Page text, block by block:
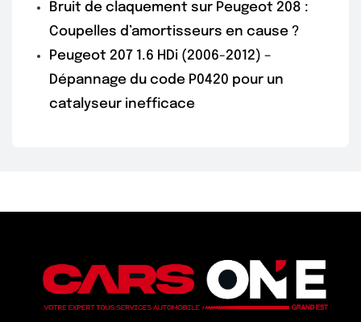
Bruit de claquement sur Peugeot 208 :
Coupelles d’amortisseurs en cause ?
Peugeot 207 1.6 HDi (2006-2012) –
Dépannage du code P0420 pour un
catalyseur inefficace